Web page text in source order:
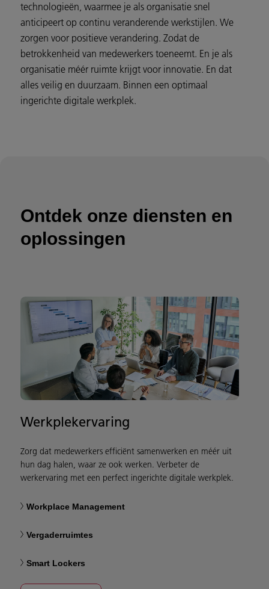
technologieën, waarmee je als organisatie snel
anticipeert op continu veranderende werkstijlen. We
zorgen voor positieve verandering. Zodat de
betrokkenheid van medewerkers toeneemt. En je als
organisatie méér ruimte krijgt voor innovatie. En dat
alles veilig en duurzaam. Binnen een optimaal
ingerichte digitale werkplek.
Ontdek onze diensten en
oplossingen
Werkplekervaring
Zorg dat medewerkers efficiënt samenwerken en méér uit
hun dag halen, waar ze ook werken. Verbeter de
werkervaring met een perfect ingerichte digitale werkplek.
Workplace Management
Vergaderruimtes
Smart Lockers